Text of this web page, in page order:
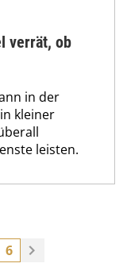
verrät, ob
in der
kleiner
leisten.
6